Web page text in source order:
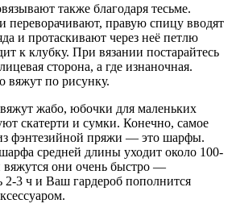
также благодаря тесьме.
переворачивают, правую спицу вводят
и протаскивают через неё петлю
к клубку. При вязании постарайтесь
сторона, а где изнаночная.
вяжут по рисунку.
жабо, юбочки для маленьких
скатерти и сумки. Конечно, самое
фэнтезийной пряжи — это шарфы.
средней длины уходит около 100-
вяжутся они очень быстро —
2-3 ч и Ваш гардероб пополнится